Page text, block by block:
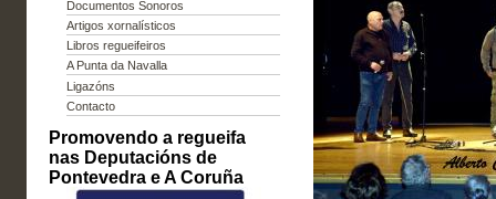
Documentos Sonoros
Artigos xornalísticos
Libros regueifeiros
A Punta da Navalla
Ligazóns
Contacto
Promovendo a regueifa
nas Deputacións de
Pontevedra e A Coruña